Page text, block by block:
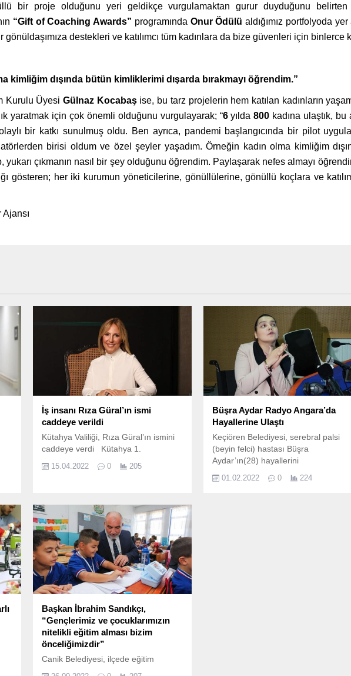
bir proje olduğunu yeri geldikçe vurgulamaktan gurur duyduğunu belirten
“Gift of Coaching Awards” programında Onur Ödülü aldığımız portfolyoda
gönüldaşımıza destekleri ve katılımcı tüm kadınlara da bize güvenleri için binlerce
kimliğim dışında bütün kimliklerimi dışarda bırakmayı öğrendim.”
Kurulu ÜyesiGülnaz Kocabaşise, bu tarz projelerin hem katılan kadınların
yaratmak için çok önemli olduğunu vurgulayarak; “6yılda800 kadına ulaştık,
bir katkı sunulmuş oldu. Ben ayrıca, pandemi başlangıcında bir pilot
birisi oldum ve özel şeyler yaşadım. Örneğin kadın olma kimliğim
yukarı çıkmanın nasıl bir şey olduğunu öğrendim. Paylaşarak nefes almayı
gösteren; her iki kurumun yöneticilerine, gönüllülerine, gönüllü koçlara ve
İş insanı Rıza Güral’ın ismi
caddeye verildi
Kütahya Valiliği, Rıza Güral’ın ismini
caddeye verdi Kütahya 1.
15.04.2022 0 205
Büşra Aydar Radyo Angara’da
Hayallerine Ulaştı
Keçiören Belediyesi, serebral palsi
(beyin felci) hastası Büşra
Aydar’ın(28) hayallerini
Angara’nın kapılarını ona açtı.
01.02.2022 0 224
Başkan İbrahim Sandıkçı,
“Gençlerimiz ve çocuklarımızın
nitelikli eğitim alması bizim
önceliğimizdir”
Canik Belediyesi, ilçede eğitim